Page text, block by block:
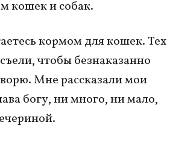
кошек и собак.
кормом для кошек. Тех
чтобы безнаказанно
Мне рассказали мои
богу, ни много, ни мало,